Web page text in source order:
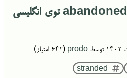
تفاوت stranded و abandoned توی انگلیسی
توسط prodo
(
642 امتیاز)
stranded